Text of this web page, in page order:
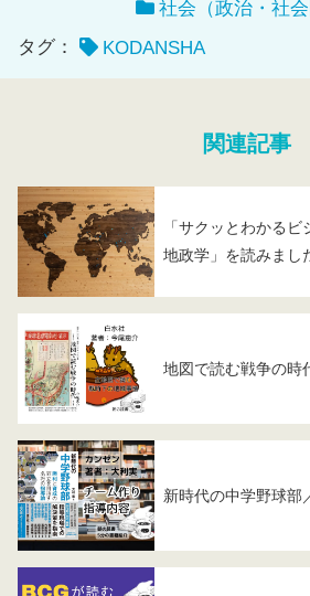
社会（政治・社会
タグ：
KODANSHA
関連記事
「サクッとわかる
地政学」を読みまし
地図で読む戦争の時
新時代の中学野球部